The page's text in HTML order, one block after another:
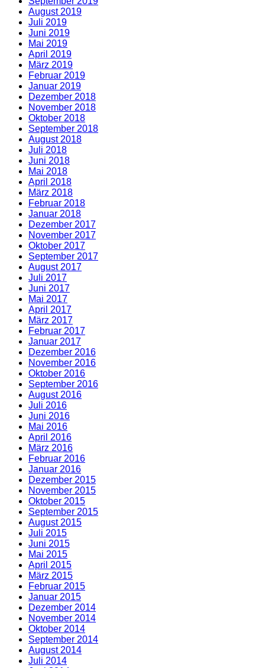
August 2019
Juli 2019
Juni 2019
Mai 2019
April 2019
März 2019
Februar 2019
Januar 2019
Dezember 2018
November 2018
Oktober 2018
September 2018
August 2018
Juli 2018
Juni 2018
Mai 2018
April 2018
März 2018
Februar 2018
Januar 2018
Dezember 2017
November 2017
Oktober 2017
September 2017
August 2017
Juli 2017
Juni 2017
Mai 2017
April 2017
März 2017
Februar 2017
Januar 2017
Dezember 2016
November 2016
Oktober 2016
September 2016
August 2016
Juli 2016
Juni 2016
Mai 2016
April 2016
März 2016
Februar 2016
Januar 2016
Dezember 2015
November 2015
Oktober 2015
September 2015
August 2015
Juli 2015
Juni 2015
Mai 2015
April 2015
März 2015
Februar 2015
Januar 2015
Dezember 2014
November 2014
Oktober 2014
September 2014
August 2014
Juli 2014